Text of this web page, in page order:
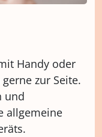
Handy oder
zur Seite.
und
allgemeine